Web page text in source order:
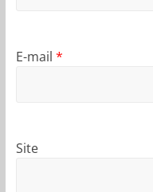
E-mail *
Site